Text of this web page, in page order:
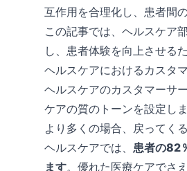
互作用を合理化し、患者間
この記事では、ヘルスケア
し、患者体験を向上させる
ヘルスケアにおけるカスタ
ヘルスケアのカスタマーサ
ケアの質のトーンを設定し
より多くの場合、戻ってく
ヘルスケアでは、 患者の82
ます。優れた医療ケアでさ